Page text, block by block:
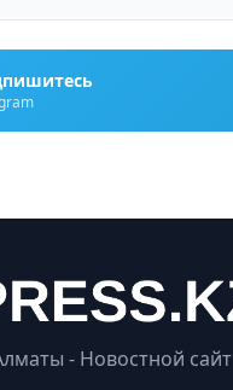
- Новостной сайт